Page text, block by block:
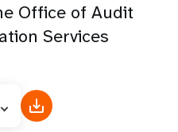
Office of Audit
Services